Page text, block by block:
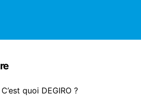
C’est quoi DEGIRO ?